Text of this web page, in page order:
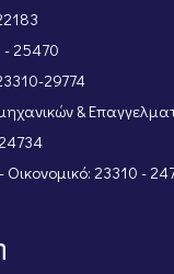
- 25470
29774
&
Οικονομικό: 23310 -